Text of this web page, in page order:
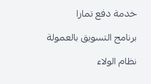
خدمة دفع تمارا
برنامج التسويق بالعمولة
نظام الولاء